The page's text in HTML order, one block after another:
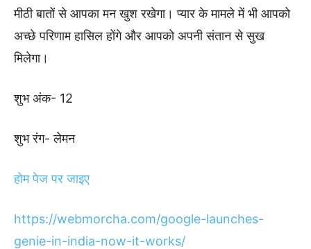
मीठी बातों से आपका मन खुश रखेगा। प्यार के मामले में भी आपको
अच्छे परिणाम हासिल होंगे और आपको अपनी संतान से सुख
मिलेगा।
शुभ अंक- 12
शुभ रंग- लेमन
होम पेज पर जाइए
https://webmorcha.com/google-launches-
genie-in-india-now-it-works/